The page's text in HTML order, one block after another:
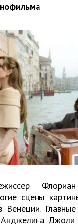
сцены
Венеции.
Джоли